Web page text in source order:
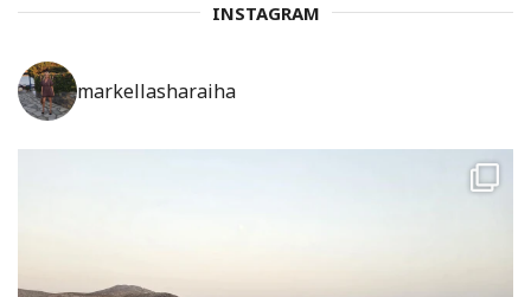
INSTAGRAM
markellasharaiha